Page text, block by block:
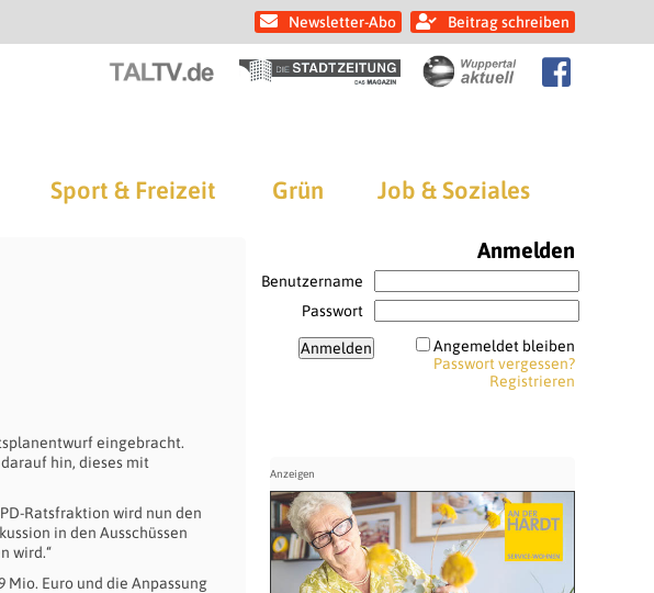
Newsletter-Abo Beitrag schreiben
Sport & Freizeit Grün Job & Soziales
eingebracht.
hin, dieses mit
Ratsfraktion wird nun den
in den Ausschüssen
wird.“
Mio. Euro und die Anpassung
Anmelden
Benutzername
Passwort
Angemeldet bleiben
Passwort vergessen?
Registrieren